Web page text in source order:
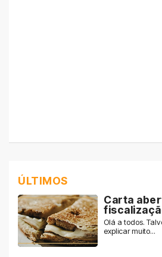
ÚLTIMOS
Carta
Olá a todos.
explicar muito...